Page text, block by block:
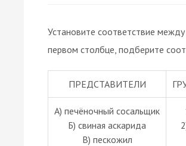
Установите соответствие
первом столбце, подберите
ПРЕДСТАВИТЕЛИ
А) печёночный сосальщик
Б) свиная аскарида
В) пескожил